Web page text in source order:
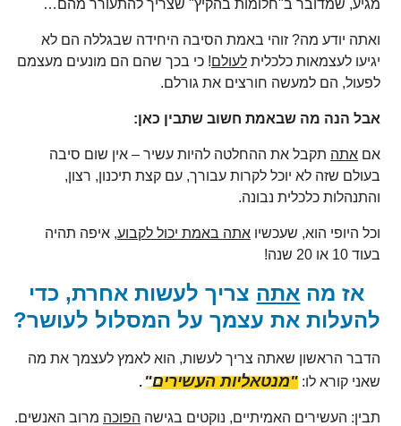
מגיע, שמדובר ב"חלומות בהקיץ" שצריך להתעורר מהם…
ואתה יודע מה? זוהי באמת הסיבה היחידה שבגללה הם לא
יגיעו לעצמאות כלכליתלעולם! כי בכך שהם הם מונעים מעצמם
לפעול, הם למעשה חורצים את גורלם.
אבל הנה מה שבאמת חשוב שתבין כאן:
אםאתה תקבל את ההחלטה להיות עשיר – אין שום סיבה
בעולם שזה לא יוכל לקרות עבורך, עם קצת תיכנון, רצון,
והתנהלות כלכלית נבונה.
וכל היופי הוא, שעכשיואתה באמת יכול לקבוע, איפה תהיה
בעוד 10 או 20 שנה!
אז מה אתה צריך לעשות אחרת, כדי
להעלות את עצמך על המסלול לעושר?
הדבר הראשון שאתה צריך לעשות, הוא לאמץ לעצמך את מה
שאני קורא לו:"מנטאליות העשירים".
תבין: העשירים האמיתיים, נוקטים בגישה הפוכה מרוב האנשים.